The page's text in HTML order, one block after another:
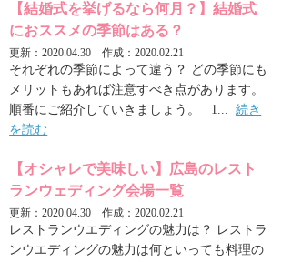
【結婚式を挙げるなら何月？】結婚式
におススメの季節はある？
更新：2020.04.30 作成：2020.02.21
それぞれの季節によって違う？ どの季節にも
メリットもあれば注意すべき点があります。
順番にご紹介していきましょう。 1...続き
を読む
【オシャレで美味しい】広島のレスト
ランウェディング会場一覧
更新：2020.04.30 作成：2020.02.21
レストランウエディングの魅力は？ レストラ
ンウエディングの魅力は何といっても料理の